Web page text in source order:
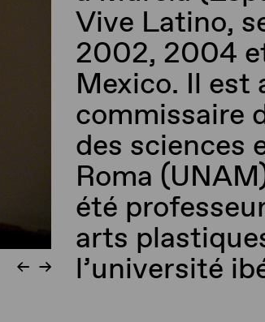
Vive Latino,
2002, 2004
Mexico. Il est
commissaire
des sciences
Roma
été
arts
l’université